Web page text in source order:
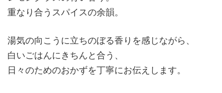
重なり合うスパイスの余韻。
湯気の向こうに立ちのぼる香りを感じながら、
白いごはんにきちんと合う、
日々のためのおかずを丁寧にお伝えします。